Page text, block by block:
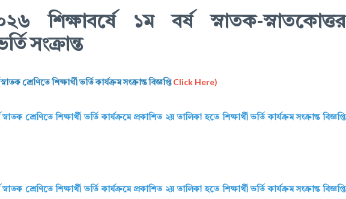
শিক্ষাবর্ষে ১ম বর্ষ স্নাতক-স্নাতকোত্তর
সংক্রান্ত
শ্রেণিতে শিক্ষার্থী ভর্তি কার্যক্রম সংক্রান্ত বিজ্ঞপ্তি Click Here)
শ্রেণিতে শিক্ষার্থী ভর্তি কার্যক্রমে প্রকাশিত ২য় তালিকা হতে শিক্ষার্থী ভর্তি কার্যক্রম সংক্রান্ত বিজ্ঞপ্তি
শ্রেণিতে শিক্ষার্থী ভর্তি কার্যক্রমে প্রকাশিত ২য় তালিকা হতে শিক্ষার্থী ভর্তি কার্যক্রম সংক্রান্ত বিজ্ঞপ্তি